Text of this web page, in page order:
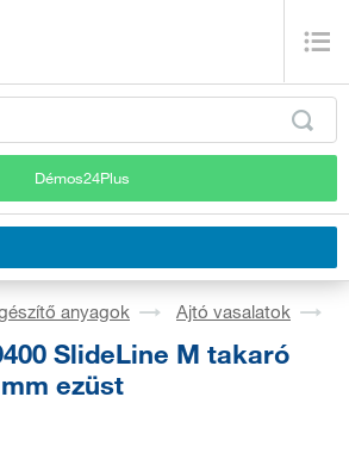
Démos24Plus
anyagok Ajtó vasalatok
SlideLine M takaró
ezüst